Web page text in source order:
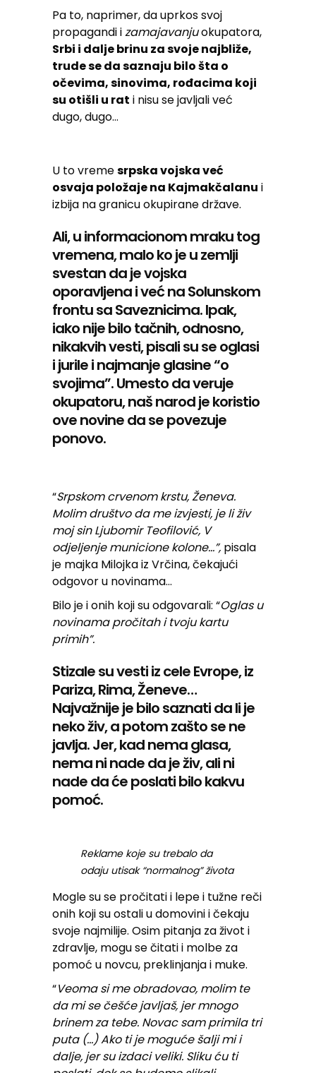
Pa to, naprimer, da uprkos svoj
propagandi izamajavanjuokupatora,
Srbi i dalje brinu za svoje najbliže,
trude se da saznaju bilo šta o
očevima, sinovima, rođacima koji
su otišli u rat i nisu se javljali već
dugo, dugo…
U to vremesrpska vojska već
osvaja položaje na Kajmakčalanu i
izbija na granicu okupirane države.
Ali, u informacionom mraku tog
vremena, malo ko je u zemlji
svestan da je vojska
oporavljena i već na Solunskom
frontu sa Saveznicima. Ipak,
iako nije bilo tačnih, odnosno,
nikakvih vesti, pisali su se oglasi
i jurile i najmanje glasine “o
svojima”. Umesto da veruje
okupatoru, naš narod je koristio
ove novine da se povezuje
ponovo.
“Srpskom crvenom krstu, Ženeva.
Molim društvo da me izvjesti, je li živ
moj sin Ljubomir Teofilović, V
odjeljenje municione kolone…”, pisala
je majka Milojka iz Vrčina, čekajući
odgovor u novinama…
Bilo je i onih koji su odgovarali: “Oglas u
novinama pročitah i tvoju kartu
primih”.
Stizale su vesti iz cele Evrope, iz
Pariza, Rima, Ženeve…
Najvažnije je bilo saznati da li je
neko živ, a potom zašto se ne
javlja. Jer, kad nema glasa,
nema ni nade da je živ, ali ni
nade da će poslati bilo kakvu
pomoć.
Reklame koje su trebalo da
odaju utisak “normalnog” života
Mogle su se pročitati i lepe i tužne reči
onih koji su ostali u domovini i čekaju
svoje najmilije. Osim pitanja za život i
zdravlje, mogu se čitati i molbe za
pomoć u novcu, preklinjanja i muke.
“Veoma si me obradovao, molim te
da mi se češće javljaš, jer mnogo
brinem za tebe. Novac sam primila tri
puta (…) Ako ti je moguće šalji mi i
dalje, jer su izdaci veliki. Sliku ću ti